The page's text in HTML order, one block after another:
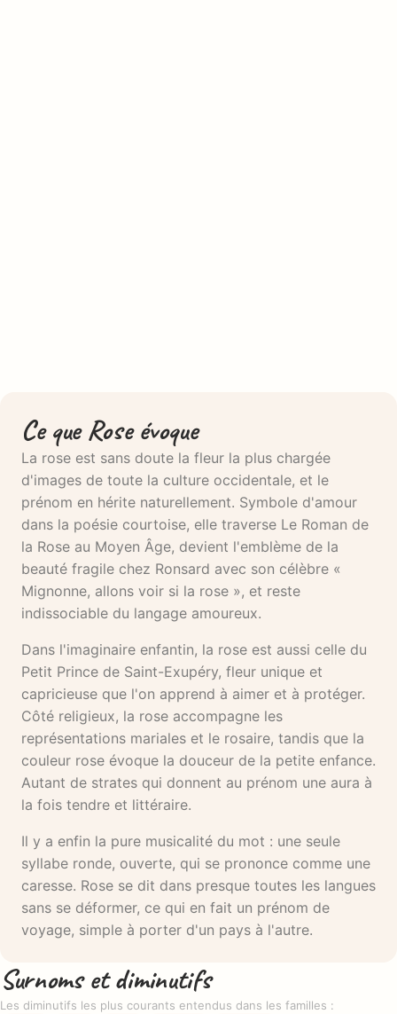
Ce que Rose évoque
La rose est sans doute la fleur la plus chargée
d'images de toute la culture occidentale, et le
prénom en hérite naturellement. Symbole d'amour
dans la poésie courtoise, elle traverse Le Roman de
la Rose au Moyen Âge, devient l'emblème de la
beauté fragile chez Ronsard avec son célèbre «
Mignonne, allons voir si la rose », et reste
indissociable du langage amoureux.
Dans l'imaginaire enfantin, la rose est aussi celle du
Petit Prince de Saint-Exupéry, fleur unique et
capricieuse que l'on apprend à aimer et à protéger.
Côté religieux, la rose accompagne les
représentations mariales et le rosaire, tandis que la
couleur rose évoque la douceur de la petite enfance.
Autant de strates qui donnent au prénom une aura à
la fois tendre et littéraire.
Il y a enfin la pure musicalité du mot : une seule
syllabe ronde, ouverte, qui se prononce comme une
caresse. Rose se dit dans presque toutes les langues
sans se déformer, ce qui en fait un prénom de
voyage, simple à porter d'un pays à l'autre.
Surnoms et diminutifs
Les diminutifs les plus courants entendus dans les familles :